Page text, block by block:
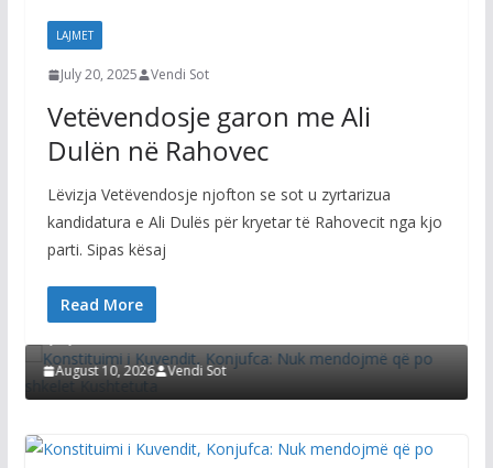
LAJMET
July 20, 2025 Vendi Sot
Vetëvendosje garon me Ali
Dulën në Rahovec
Lëvizja Vetëvendosje njofton se sot u zyrtarizua
kandidatura e Ali Dulës për kryetar të Rahovecit nga kjo
parti. Sipas kësaj
Read More
Konstituimi i Kuvendit, Konjufca: Nuk mendojmë
August 10, 2026 Vendi Sot